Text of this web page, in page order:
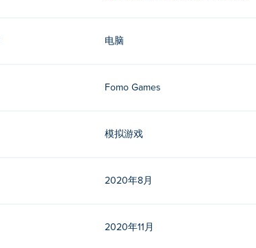
电脑
Fomo Games
模拟游戏
2020年8月
2020年11月